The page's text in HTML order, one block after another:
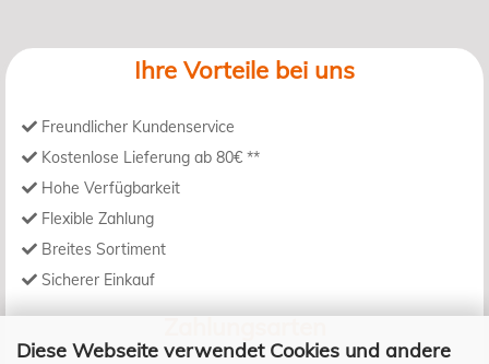
Diese Webseite verwendet Cookies und andere
Ihre Vorteile bei uns
Freundlicher Kundenservice
Kostenlose Lieferung ab 80€ **
Hohe Verfügbarkeit
Flexible Zahlung
Breites Sortiment
Sicherer Einkauf